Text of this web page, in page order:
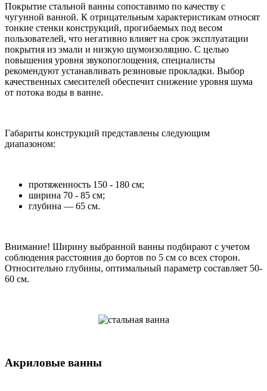
Покрытие стальной ванны сопоставимо по качеству с
чугунной ванной. К отрицательным характеристикам относят
тонкие стенки конструкций, прогибаемых под весом
пользователей, что негативно влияет на срок эксплуатации
покрытия из эмали и низкую шумоизоляцию. С целью
повышения уровня звукопоглощения, специалисты
рекомендуют устанавливать резиновые прокладки. Выбор
качественных смесителей обеспечит снижение уровня шума
от потока воды в ванне.
Габариты конструкций представлены следующим
диапазоном:
протяженность 150 - 180 см;
ширина 70 - 85 см;
глубина — 65 см.
Внимание! Ширину выбранной ванны подбирают с учетом
соблюдения расстояния до бортов по 5 см со всех сторон.
Относительно глубины, оптимальный параметр составляет 50-
60 см.
Акриловые ванны